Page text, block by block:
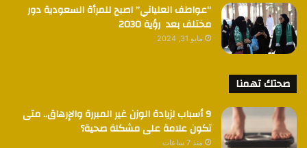
“عواطف العلياني” اصبح للمرأة السعودية دور
مختلف بعد رؤية 2030
مايو 31, 2024
صحتك تهمنا
9 أسباب لزيادة الوزن غير المبررة والإرهاق.. متى
تكون علامة على مشكلة صحية؟
منذ 7 ساعات